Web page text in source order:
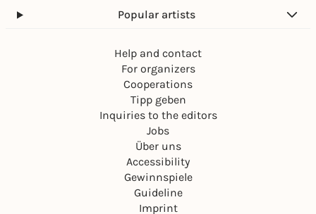
Popular artists
Help and contact
For organizers
Cooperations
Tipp geben
Inquiries to the editors
Jobs
Über uns
Accessibility
Gewinnspiele
Guideline
Imprint